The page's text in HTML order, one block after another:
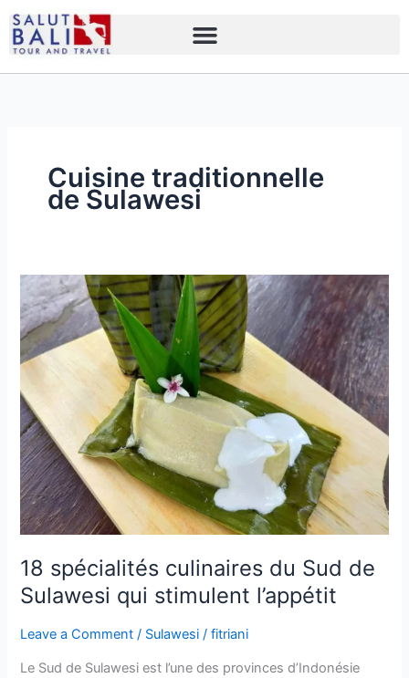
Skip
content
Cuisine traditionnelle
de Sulawesi
18 spécialités culinaires du Sud de
Sulawesi qui stimulent l’appétit
Leave a Comment / Sulawesi /fitriani
Le Sud de Sulawesi est l’une des provinces d’Indonésie
spécialités
culinaires
du
Sud
de
Sulawesi
qui
stimulent
l’appétit